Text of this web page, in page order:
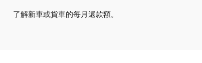
了解新車或貨車的每月還款額。